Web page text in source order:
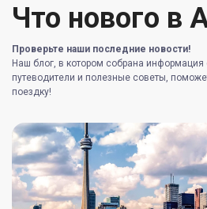
Что нового в
Проверьте наши последние новости!
Наш блог, в котором собрана информация
путеводители и полезные советы,
поездку!